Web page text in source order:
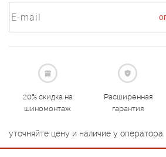
20% скидка на
шиномонтаж
Расширенная
гарантия
уточняйте цену и наличие у оператора